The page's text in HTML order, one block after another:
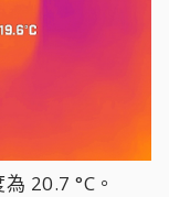
20.7 °C。